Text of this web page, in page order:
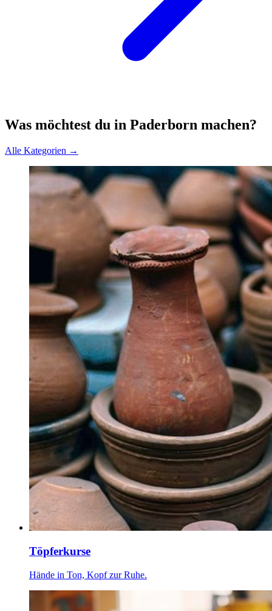
Was möchtest du in Paderborn machen?
Alle Kategorien →
Töpferkurse
Hände in Ton, Kopf zur Ruhe.